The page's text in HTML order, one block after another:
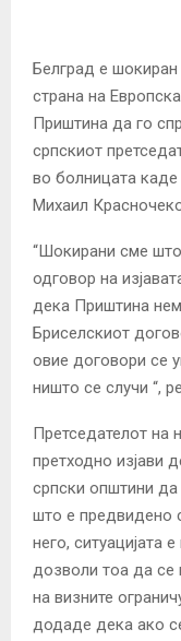
Белград е
страна на
Приштина да го
српскиот
во болницата
Михаил
“Шокирани сме
одговор на
дека Приштина
Бриселскиот
овие договори се
ништо се случи “,
Претседателот на
претходно изјави
српски општини
што е предвидено
него, ситуацијата
дозволи тоа да се
на визните
додаде дека ако